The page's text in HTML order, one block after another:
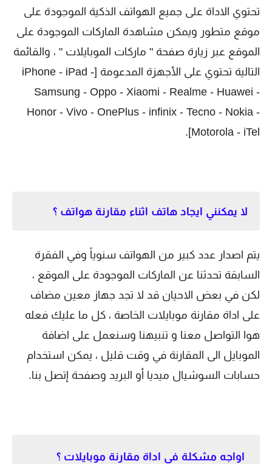
تحتوي الاداة على جميع الهواتف الذكية الموجودة على
موقع متطور ويمكن مشاهدة الماركات الموجودة على
الموقع عبر زيارة صفحة " ماركات الموبايلات " ، والقائمة
التالية تحتوي على الأجهزة المدعومة [iPhone - iPad -
Samsung - Oppo - Xiaomi - Realme - Huawei -
Honor - Vivo - OnePlus - infinix - Tecno - Nokia -
Motorola - iTel].
لا يمكنني ايجاد هاتف اثناء مقارنة هواتف ؟
يتم اصدار عدد كبير من الهواتف سنوياً وفي الفقرة
السابقة تحدثنا عن الماركات الموجودة على الموقع ،
لكن في بعض الاحيان قد لا تجد جهاز معين مضاف
على اداة مقارنة موبايلات الخاصة ، كل ما عليك فعله
هوا التواصل معنا و تنبيهنا وسنعمل على اضافة
الموبايل الى المقارنة في وقت قليل ، يمكن استخدام
حسابات السوشيال ميديا أو البريد وصفحة إتصل بنا.
اواجه مشكلة في اداة مقارنة موبايلات ؟